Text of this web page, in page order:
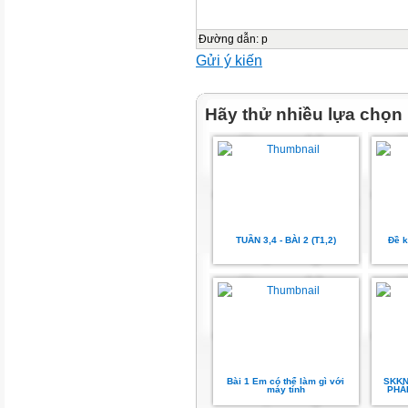
hiện
các hoạt động học tập cá
-
Năng lực giao tiếp và hợp
Năng lực giải quyết vấn đề
cho câu
Năng lực riêng:
Đường dẫn: p
Gửi ý kiến
Hãy thử nhiều lựa chọn
TUẦN 3,4 - BÀI 2 (T1,2) Đề
Bài 1 Em có thể làm gì với
máy tính